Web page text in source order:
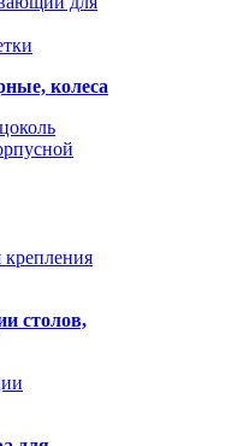
колеса
столов,